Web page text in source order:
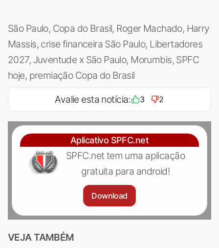
São Paulo, Copa do Brasil, Roger Machado, Harry
Massis, crise financeira São Paulo, Libertadores
2027, Juventude x São Paulo, Morumbis, SPFC
hoje, premiação Copa do Brasil
Avalie esta notícia: 3 2
Aplicativo SPFC.net
SPFC.net tem uma aplicação
gratuita para android!
Download
VEJA TAMBÉM